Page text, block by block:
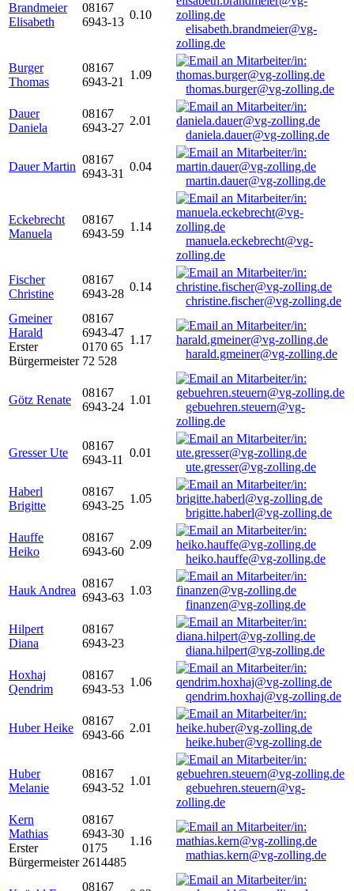
Brandmeier
Elisabeth
08167
6943-13
0.10
elisabeth.brandmeier@vg-
zolling.de
Burger
Thomas
08167
6943-21
1.09
thomas.burger@vg-zolling.de
Dauer
Daniela
08167
6943-27
2.01
daniela.dauer@vg-zolling.de
Dauer Martin
08167
6943-31
0.04
martin.dauer@vg-zolling.de
Eckebrecht
Manuela
08167
6943-59
1.14
manuela.eckebrecht@vg-
zolling.de
Fischer
Christine
08167
6943-28
0.14
christine.fischer@vg-zolling.de
Gmeiner
Harald
Erster
Bürgermeister
08167
6943-47
0170 65
72 528
1.17
harald.gmeiner@vg-zolling.de
Götz Renate
08167
6943-24
1.01
gebuehren.steuern@vg-
zolling.de
Gresser Ute
08167
6943-11
0.01
ute.gresser@vg-zolling.de
Haberl
Brigitte
08167
6943-25
1.05
brigitte.haberl@vg-zolling.de
Hauffe
Heiko
08167
6943-60
2.09
heiko.hauffe@vg-zolling.de
Hauk Andrea
08167
6943-63
1.03
finanzen@vg-zolling.de
Hilpert
Diana
08167
6943-23
diana.hilpert@vg-zolling.de
Hoxhaj
Qendrim
08167
6943-53
1.06
qendrim.hoxhaj@vg-zolling.de
Huber Heike
08167
6943-66
2.01
heike.huber@vg-zolling.de
Huber
Melanie
08167
6943-52
1.01
gebuehren.steuern@vg-
zolling.de
Kern
Mathias
Erster
Bürgermeister
08167
6943-30
0175
2614485
1.16
mathias.kern@vg-zolling.de
08167